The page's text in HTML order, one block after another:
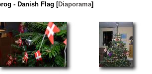
- Danish Flag [Diaporama]